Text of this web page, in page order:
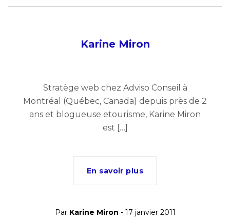
Karine Miron
Stratège web chez Adviso Conseil à
Montréal (Québec, Canada) depuis près de 2
ans et blogueuse etourisme, Karine Miron
est […]
En savoir plus
Par Karine Miron - 17 janvier 2011